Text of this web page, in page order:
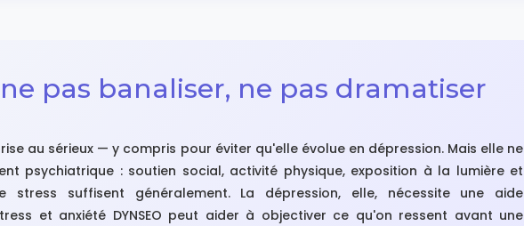
pas banaliser, ne pas dramatiser
au sérieux — y compris pour éviter qu'elle évolue en dépression. Mais elle ne
psychiatrique : soutien social, activité physique, exposition à la lumière et
stress suffisent généralement. La dépression, elle, nécessite une aide
et anxiété DYNSEO peut aider à objectiver ce qu'on ressent avant une